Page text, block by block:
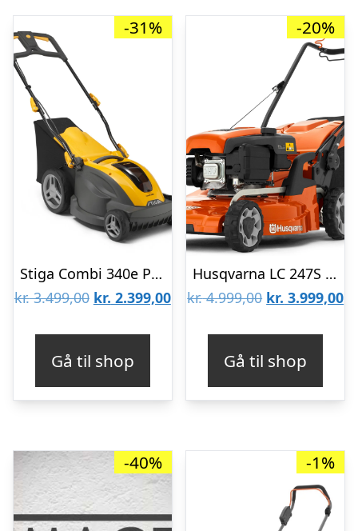
-31%
Stiga Combi 340e Plæneklipper 2023 48 V. 4 Ah
kr.3.499,00 Den
var:
kr. 3.499,00.
kr. 2.399,00Den
kr. 2.399,00.
Gå til shop
-20%
Husqvarna LC 247S Plæneklipper
kr.4.999,00 Den
var:
kr. 4.999,00.
kr. 3.999,00
Gå til shop
-40% -1%